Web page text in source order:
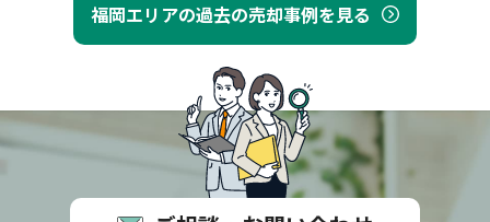
福岡エリアの過去の売却事例を見る